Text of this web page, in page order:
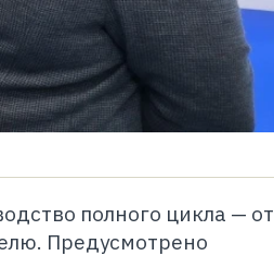
полного цикла — от
Предусмотрено